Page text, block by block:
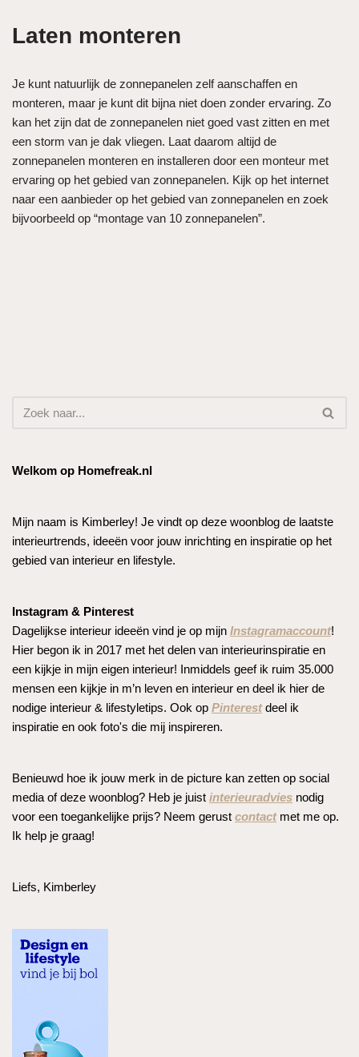
Laten monteren
Je kunt natuurlijk de zonnepanelen zelf aanschaffen en
monteren, maar je kunt dit bijna niet doen zonder ervaring. Zo
kan het zijn dat de zonnepanelen niet goed vast zitten en met
een storm van je dak vliegen. Laat daarom altijd de
zonnepanelen monteren en installeren door een monteur met
ervaring op het gebied van zonnepanelen. Kijk op het internet
naar een aanbieder op het gebied van zonnepanelen en zoek
bijvoorbeeld op “montage van 10 zonnepanelen”.
Welkom op Homefreak.nl
Mijn naam is Kimberley! Je vindt op deze woonblog de laatste
interieurtrends, ideeën voor jouw inrichting en inspiratie op het
gebied van interieur en lifestyle.
Instagram & Pinterest
Dagelijkse interieur ideeën vind je op mijn Instagramaccount!
Hier begon ik in 2017 met het delen van interieurinspiratie en
een kijkje in mijn eigen interieur! Inmiddels geef ik ruim 35.000
mensen een kijkje in m’n leven en interieur en deel ik hier de
nodige interieur & lifestyletips. Ook op Pinterestdeel ik
inspiratie en ook foto's die mij inspireren.
Benieuwd hoe ik jouw merk in de picture kan zetten op social
media of deze woonblog? Heb je juist interieuradvies nodig
voor een toegankelijke prijs? Neem gerust contactmet me op.
Ik help je graag!
Liefs, Kimberley